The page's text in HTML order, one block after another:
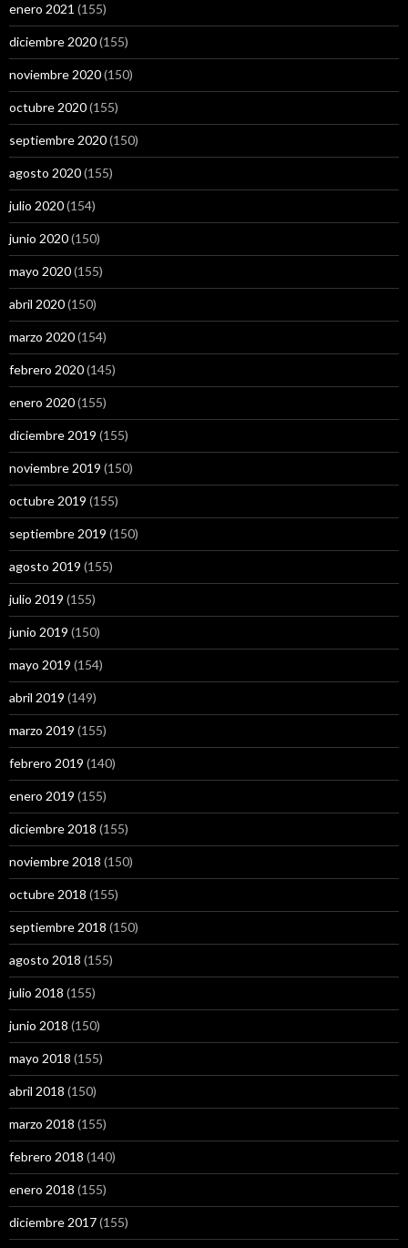
enero 2021 (155)
diciembre 2020(155)
noviembre 2020(150)
octubre 2020(155)
septiembre 2020(150)
agosto 2020(155)
julio 2020(154)
junio 2020(150)
mayo 2020(155)
abril 2020(150)
marzo 2020(154)
febrero 2020(145)
enero 2020(155)
diciembre 2019 (155)
noviembre 2019 (150)
octubre 2019 (155)
septiembre 2019 (150)
agosto 2019 (155)
julio 2019 (155)
junio 2019 (150)
mayo 2019 (154)
abril 2019 (149)
marzo 2019 (155)
febrero 2019 (140)
enero 2019 (155)
diciembre 2018 (155)
noviembre 2018 (150)
octubre 2018 (155)
septiembre 2018 (150)
agosto 2018 (155)
julio 2018 (155)
junio 2018 (150)
mayo 2018 (155)
abril 2018 (150)
marzo 2018 (155)
febrero 2018 (140)
enero 2018 (155)
diciembre 2017(155)